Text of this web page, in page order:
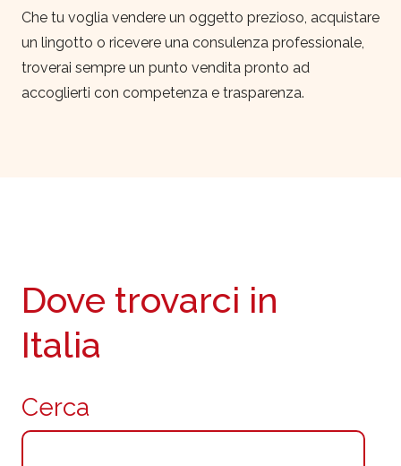
Che tu voglia vendere un oggetto prezioso, acquistare
un lingotto o ricevere una consulenza professionale,
troverai sempre un punto vendita pronto ad
accoglierti con competenza e trasparenza.
Cerca
Dove trovarci in
Italia